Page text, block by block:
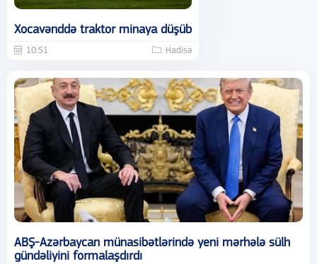
Xocavənddə traktor minaya düşüb
10:51 Hadisə
ABŞ-Azərbaycan münasibətlərində yeni mərhələ sülh
gündəliyini formalaşdırdı